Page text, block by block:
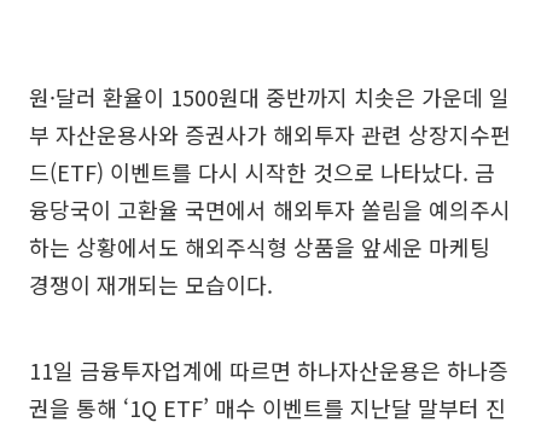
원·달러 환율이 1500원대 중반까지 치솟은 가운데 일
부 자산운용사와 증권사가 해외투자 관련 상장지수펀
드(ETF) 이벤트를 다시 시작한 것으로 나타났다. 금
융당국이 고환율 국면에서 해외투자 쏠림을 예의주시
하는 상황에서도 해외주식형 상품을 앞세운 마케팅
경쟁이 재개되는 모습이다.
11일 금융투자업계에 따르면 하나자산운용은 하나증
권을 통해 ‘1Q ETF’ 매수 이벤트를 지난달 말부터 진